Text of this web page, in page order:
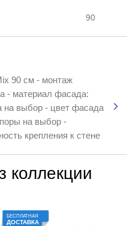
90
90 см - монтаж
- материал фасада:
на выбор - цвет фасада
на выбор -
крепления к стене
коллекции
БЕСПЛАТНАЯ
ДОСТАВКА